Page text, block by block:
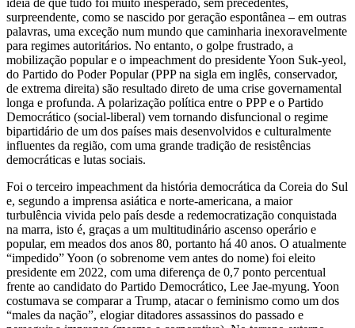
ideia de que tudo foi muito inesperado, sem precedentes,
surpreendente, como se nascido por geração espontânea – em outras
palavras, uma exceção num mundo que caminharia inexoravelmente
para regimes autoritários. No entanto, o golpe frustrado, a
mobilização popular e o impeachment do presidente Yoon Suk-yeol,
do Partido do Poder Popular (PPP na sigla em inglês, conservador,
de extrema direita) são resultado direto de uma crise governamental
longa e profunda. A polarização política entre o PPP e o Partido
Democrático (social-liberal) vem tornando disfuncional o regime
bipartidário de um dos países mais desenvolvidos e culturalmente
influentes da região, com uma grande tradição de resistências
democráticas e lutas sociais.
Foi o terceiro impeachment da história democrática da Coreia do Sul
e, segundo a imprensa asiática e norte-americana, a maior
turbulência vivida pelo país desde a redemocratização conquistada
na marra, isto é, graças a um multitudinário ascenso operário e
popular, em meados dos anos 80, portanto há 40 anos. O atualmente
“impedido” Yoon (o sobrenome vem antes do nome) foi eleito
presidente em 2022, com uma diferença de 0,7 ponto percentual
frente ao candidato do Partido Democrático, Lee Jae-myung. Yoon
costumava se comparar a Trump, atacar o feminismo como um dos
“males da nação”, elogiar ditadores assassinos do passado e